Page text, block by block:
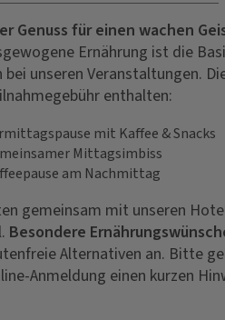
Genuss für einen wachen
Ernährung ist die
bei unseren Veranstaltungen.
enthalten:
mit Kaffee & Snacks
Mittagsimbiss
am Nachmittag
gemeinsam mit unseren
Besondere
Alternativen an. Bitte
Anmeldung einen kurzen